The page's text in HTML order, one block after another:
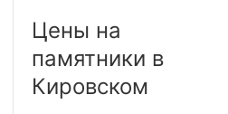
Цены на
памятники в
Кировском